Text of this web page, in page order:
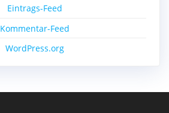
Eintrags-Feed
Kommentar-Feed
WordPress.org